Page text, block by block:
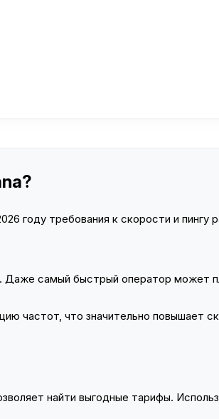
году требования к скорости и пингу
Даже самый быстрый оператор может
частот, что значительно повышает
найти выгодные тарифы.